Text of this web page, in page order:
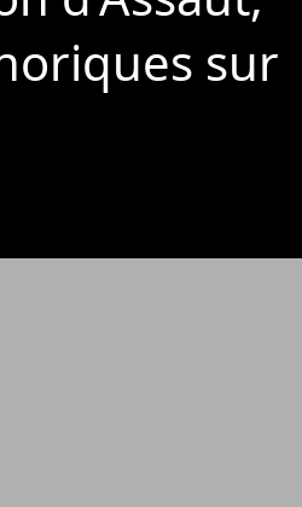
sur